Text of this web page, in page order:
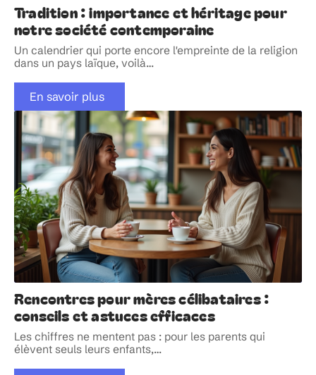
Tradition : importance et héritage pour
notre société contemporaine
Un calendrier qui porte encore l'empreinte de la religion
dans un pays laïque, voilà…
En savoir plus
Rencontres pour mères célibataires :
conseils et astuces efficaces
Les chiffres ne mentent pas : pour les parents qui
élèvent seuls leurs enfants,…